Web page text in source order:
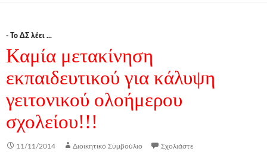
- Το ΔΣ λέει ...
Καμία μετακίνηση
εκπαιδευτικού για κάλυψη
γειτονικού ολοήμερου
σχολείου!!!
11/11/2014 Διοικητικό Συμβούλιο Σχολιάστε